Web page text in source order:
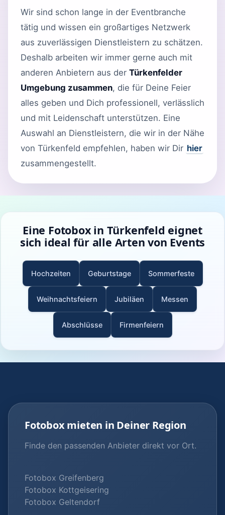
Wir sind schon lange in der Eventbranche
tätig und wissen ein großartiges Netzwerk
aus zuverlässigen Dienstleistern zu schätzen.
Deshalb arbeiten wir immer gerne auch mit
anderen Anbietern aus der Türkenfelder
Umgebung zusammen, die für Deine Feier
alles geben und Dich professionell, verlässlich
und mit Leidenschaft unterstützen. Eine
Auswahl an Dienstleistern, die wir in der Nähe
von Türkenfeld empfehlen, haben wir Dir hier
zusammengestellt.
Eine Fotobox in Türkenfeld eignet
sich ideal für alle Arten von Events
Hochzeiten Geburtstage Sommerfeste
Weihnachtsfeiern Jubiläen Messen
Abschlüsse Firmenfeiern
Fotobox mieten in Deiner Region
Finde den passenden Anbieter direkt vor Ort.
Fotobox Greifenberg
Fotobox Kottgeisering
Fotobox Geltendorf